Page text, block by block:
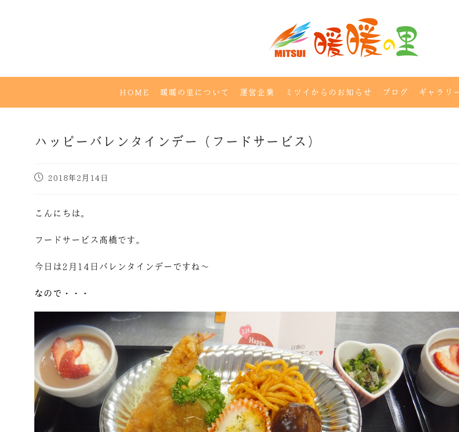
HOME 暖暖の里について 運営企業 ミツイからのお知らせ ブログ ギャラリ
ハッピーバレンタインデー（フードサービス）
2018年2月14日
こんにちは。
フードサービス髙橋です。
今日は2月14日バレンタインデーですね～
なので・・・